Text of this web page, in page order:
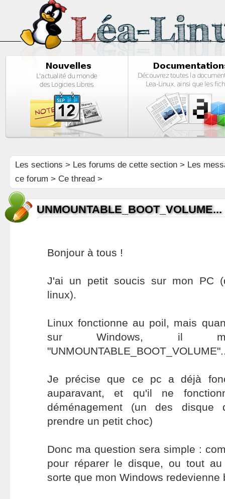
Les sections > Les forums de cette section> Les
ce forum > Ce thread >
UNMOUNTABLE_BOOT_VOLUME...
Bonjour à tous !
J'ai un petit soucis sur mon PC
linux).
Linux fonctionne au poil, mais
sur Windows, il
Je précise que ce pc a déjà
auparavant, et qu'il ne
déménagement (un des
prendre un petit choc)
Donc ma question sera simple :
pour réparer le disque, ou tout
sorte que mon Windows redevienne